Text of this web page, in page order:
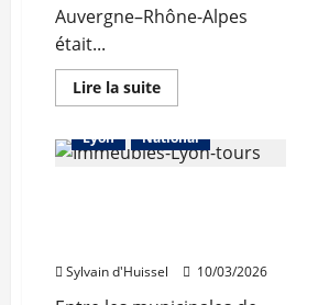
Auvergne–Rhône-Alpes
était...
Lire la suiteEn
savoir
Le
marché
Abonnés
Les prix
Lyon
National
Sylvain d'Huissel 10/03/2026